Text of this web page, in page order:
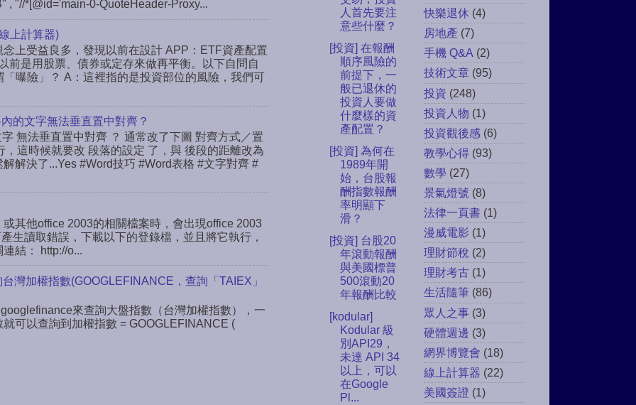
, "//*[@id='main-0-QuoteHeader-Proxy...
上計算器)
上受益良多，發現以前在設計 APP：ETF資產配置
前是用股票、債券或定存來做再平衡。以下自問自
曝險」？ A：這裡指的是投資部位的風險，我們可
的文字無法垂直置中對齊？
無法垂直置中對齊 ？ 通常改了下圖 對齊方式／置
這時候就要改 段落的設定 了，與 後段的距離改為
解決了...Yes #Word技巧 #Word表格 #文字對齊 #
其他office 2003的相關檔案時，會出現office 2003
生讀取錯誤，下載以下的登錄檔，並且將它執行，
結： http://o...
灣加權指數(GOOGLEFINANCE，查詢「TAIEX」
來查詢大盤指數（台灣加權指數），一
可以查詢到加權指數 = GOOGLEFINANCE (
人首先要注
意些什麼？
[投資] 在報酬
順序風險的
前提下，一
般已退休的
投資人要做
什麼樣的資
產配置？
[投資] 為何在
1989年開
始，台股報
酬指數報酬
率明顯下
滑？
[投資] 台股20
年滾動報酬
與美國標普
500滾動20
年報酬比較
[kodular]
Kodular 級
別API29，
未達 API 34
以上，可以
在Google
Pl...
快樂退休 (4)
房地產 (7)
手機 Q&A (2)
技術文章 (95)
投資 (248)
投資人物 (1)
投資觀後感 (6)
教學心得 (93)
數學 (27)
景氣燈號 (8)
法律一頁書 (1)
漫威電影 (1)
理財節稅 (2)
理財考古 (1)
生活隨筆 (86)
眾人之事 (3)
硬體週邊 (3)
網界博覽會 (18)
線上計算器 (22)
美國簽證 (1)